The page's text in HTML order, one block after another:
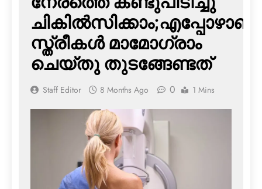
ചികില്‍സിക്കാം;എപ്പോഴാണ്
സ്ത്രീകള്‍ മാമോഗ്രാം
ചെയ്തു തുടങ്ങേണ്ടത്
Staff Editor 8 Months Ago 0 1 Mins